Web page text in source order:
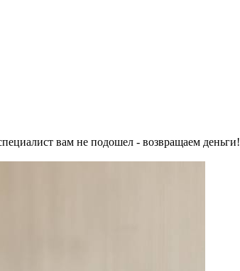
вам не подошел - возвращаем деньги!